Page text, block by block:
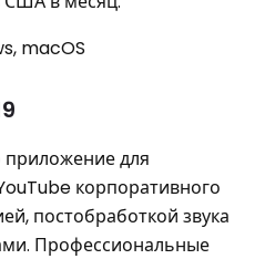
macOS
приложение для
корпоративного
постобработкой звука
Профессиональные